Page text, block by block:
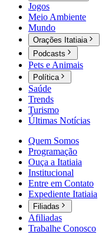
Jogos
Meio Ambiente
Mundo
Orações Itatiaia
Podcasts
Pets e Animais
Política
Saúde
Trends
Turismo
Últimas Notícias
Quem Somos
Programação
Ouça a Itatiaia
Institucional
Entre em Contato
Expediente Itatiaia
Filiadas
Afiliadas
Trabalhe Conosco